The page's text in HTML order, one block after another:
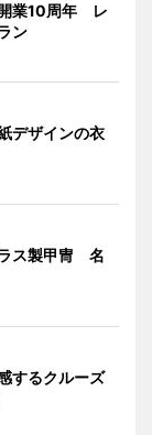
開業10周年 レ
ン
デザインの衣
ス製甲冑 名
するクルーズ